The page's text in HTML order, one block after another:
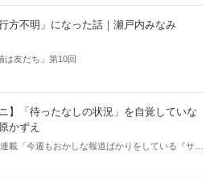
は、あなた次第！ 芸能ニュース
方不明」になった話｜瀬戸内みなみ
は友だち」第10回
】「待ったなしの状況」を自覚していな
かずえ
載「今週もおかしな報道ばかりをしている『サン